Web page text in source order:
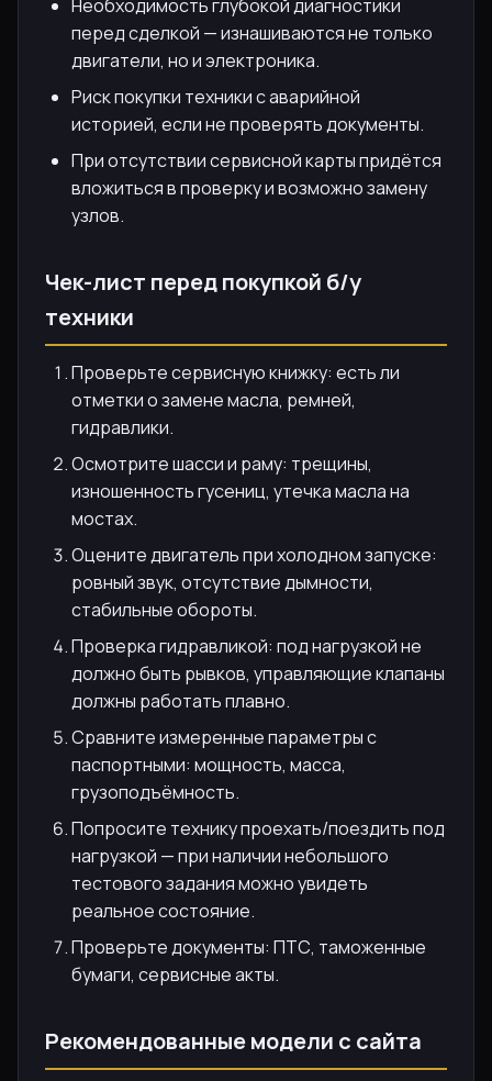
Необходимость глубокой диагностики
перед сделкой — изнашиваются не только
двигатели, но и электроника.
Риск покупки техники с аварийной
историей, если не проверять документы.
При отсутствии сервисной карты придётся
вложиться в проверку и возможно замену
узлов.
Чек-лист перед покупкой б/у
техники
Проверьте сервисную книжку: есть ли
отметки о замене масла, ремней,
гидравлики.
Осмотрите шасси и раму: трещины,
изношенность гусениц, утечка масла на
мостах.
Оцените двигатель при холодном запуске:
ровный звук, отсутствие дымности,
стабильные обороты.
Проверка гидравликой: под нагрузкой не
должно быть рывков, управляющие клапаны
должны работать плавно.
Сравните измеренные параметры с
паспортными: мощность, масса,
грузоподъёмность.
Попросите технику проехать/поездить под
нагрузкой — при наличии небольшого
тестового задания можно увидеть
реальное состояние.
Проверьте документы: ПТС, таможенные
бумаги, сервисные акты.
Рекомендованные модели с сайта